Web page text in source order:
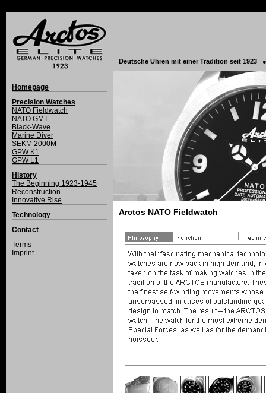
Deutsche Uhren mit einer Tradition seit
Homepage
Precision Watches
NATO Fieldwatch
NATO GMT
Black-Wave
Marine Diver
SEKM 2000M
GPW K1
GPW L1
History
The Beginning 1923-1945
Reconstruction
Innovative Rise
Technology
Contact
Terms
Imprint
Arctos NATO Fieldwatch